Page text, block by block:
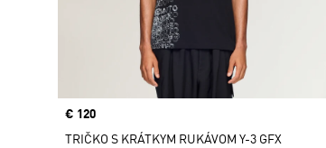
Price
€ 120
TRIČKO S KRÁTKYM RUKÁVOM Y-3 GFX